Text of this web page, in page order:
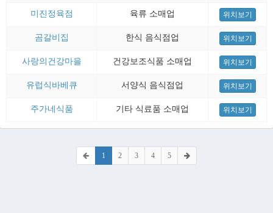
미진정육점 육류 소매업 위치보기
곰갈비집 한식 음식점업 위치보기
사랑의건강마을 건강보조식품 소매업 위치보기
유럽식바베큐 서양식 음식점업 위치보기
주가네식품 기타 식료품 소매업 위치보기
1 2 3 4 5